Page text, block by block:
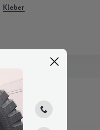
Kleber